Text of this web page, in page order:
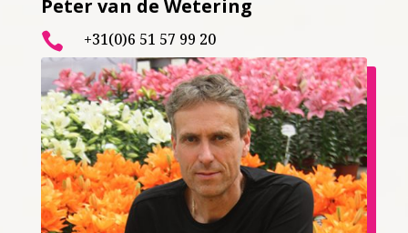
Peter van de Wetering
 +31(0)6 51 57 99 20